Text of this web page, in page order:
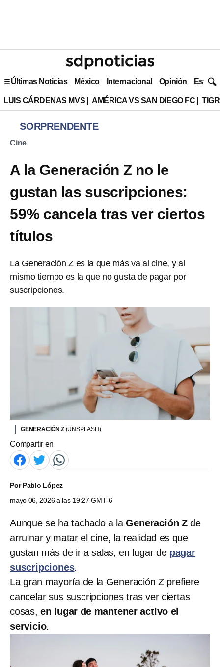
Últimas Noticias México Internacional Opinión Estilo
LUIS CÁRDENAS MVS AMÉRICA VS SAN DIEGO FC
SORPRENDENTE
Cine
A la Generación Z no le
gustan las suscripciones:
59% cancela tras ver ciertos
títulos
La Generación Z es la que más va al cine, y al
mismo tiempo es la que no gusta de pagar por
suscripciones.
GENERACIÓN Z (UNSPLASH)
Compartir en
PorPablo López
mayo 06, 2026 a las 19:27 GMT-6
Aunque se ha tachado a laGeneración Zde
arruinar y matar el cine, la realidad es que
gustan más de ir a salas, en lugar de pagar
suscripciones.
La gran mayoría de la Generación Z prefiere
cancelar sus suscripciones tras ver ciertas
cosas,en lugar de mantener activo el
servicio.